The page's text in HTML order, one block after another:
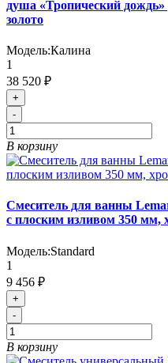
душа «Тропический
золото
Модель:Калина
1
38 520 ₽
+
-
В корзину
Смеситель для ванны
с плоским изливом 350 мм,
Модель:Standard
1
9 456 ₽
+
-
В корзину